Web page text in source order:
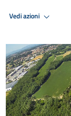
Vedi azioni